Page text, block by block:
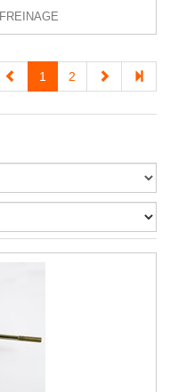
FREINAGE
1
2